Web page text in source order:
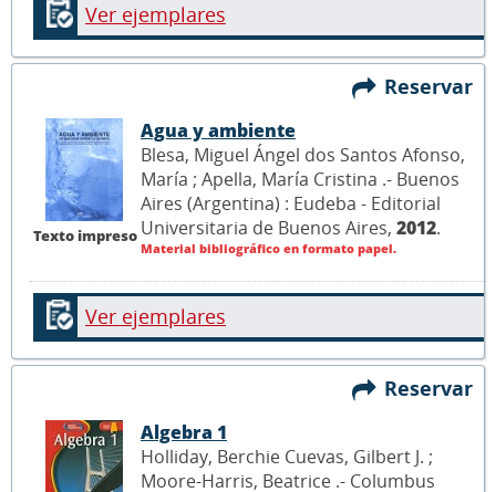
Ver ejemplares
Reservar
Texto impreso
Agua y ambiente
Blesa, Miguel Ángel dos Santos Afonso,
María ; Apella, María Cristina .- Buenos
Aires (Argentina) : Eudeba - Editorial
Universitaria de Buenos Aires, 2012.
Material bibliográfico en formato papel.
Ver ejemplares
Reservar
Algebra 1
Holliday, Berchie Cuevas, Gilbert J. ;
Moore-Harris, Beatrice .- Columbus